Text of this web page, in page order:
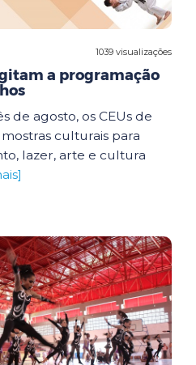
1039 visualizações
a programação
de agosto, os CEUs de
culturais para
lazer, arte e cultura